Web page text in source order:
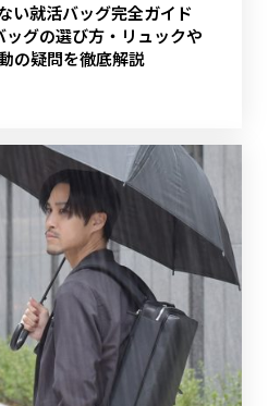
い就活バッグ完全ガイド
ッグの選び方・リュックや
の疑問を徹底解説